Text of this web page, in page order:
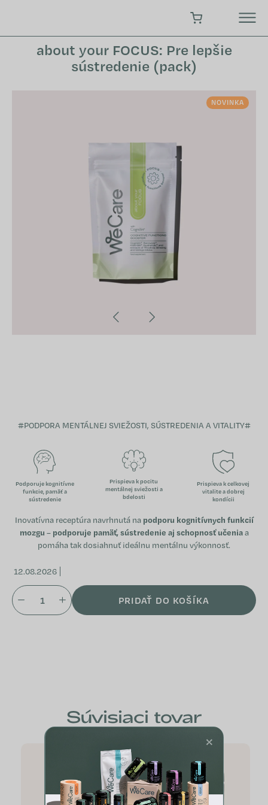
obsah
NÁKUPNÝ KOŠÍK
#PODPORA MENTÁLNEJ SVIEŽOSTI, SÚSTREDENIA A VITALITY#
Podporuje kognitívne
funkcie, pamäť a
sústredenie
Prispieva k pocitu
mentálnej sviežosti a
bdelosti
Prispieva k celkovej
vitalite a dobrej
kondícii
Inovatívna receptúra navrhnutá na podporu kognitívnych funkcií
mozgu – podporuje pamäť, sústredenie aj schopnosť učeniaa
pomáha tak dosiahnuť ideálnu mentálnu výkonnosť.
12.08.2026
PRIDAŤ DO KOŠÍKA
about your FOCUS: Pre lepšie
sústredenie (pack)
NOVINKA
Súvisiaci tovar
×